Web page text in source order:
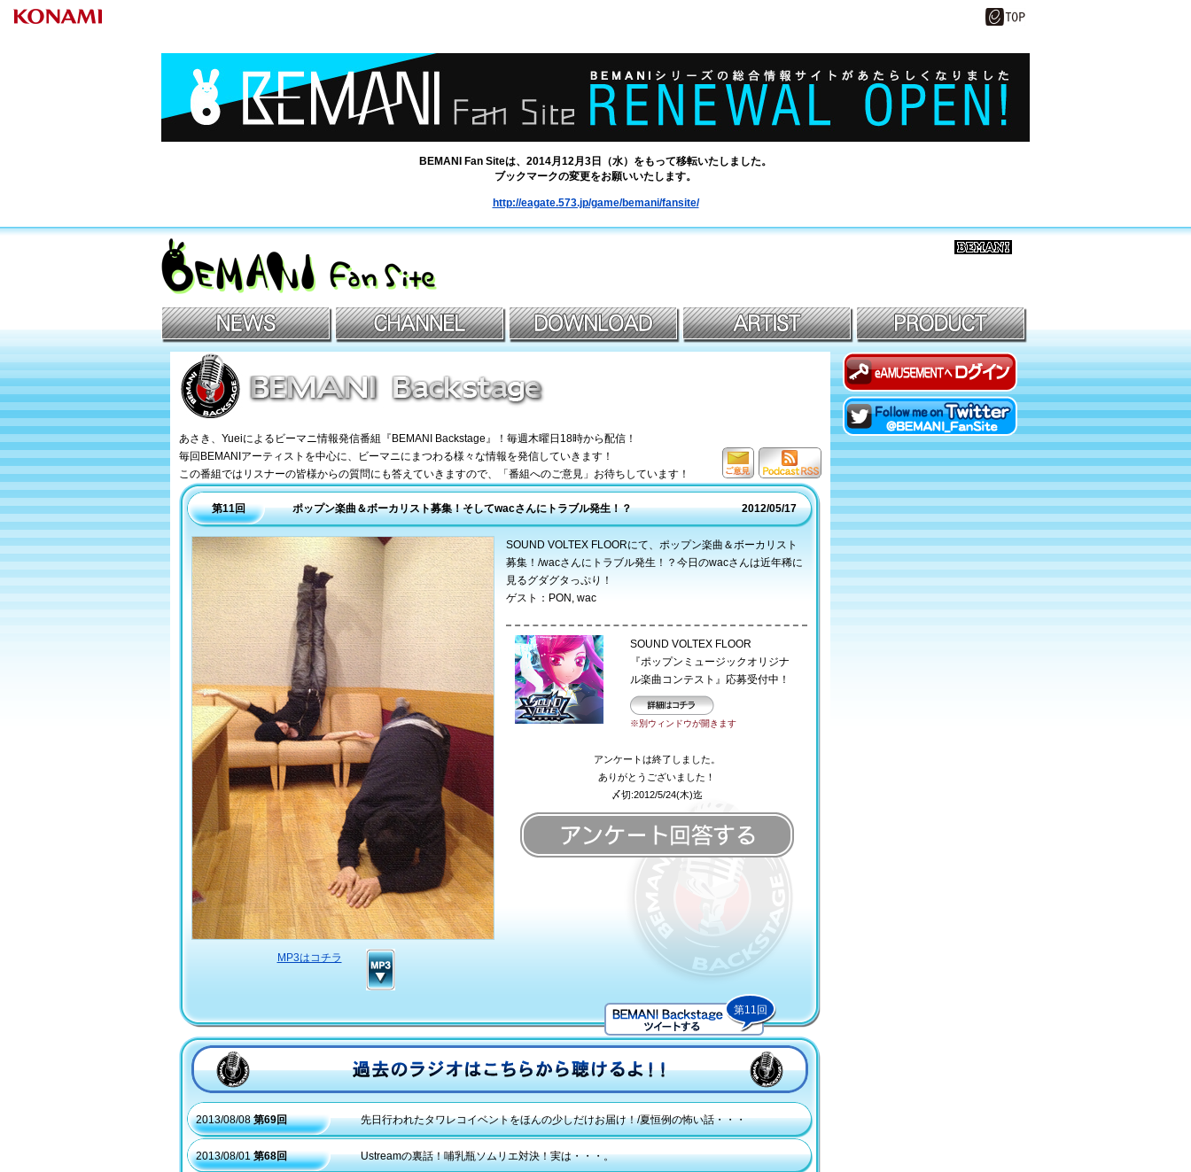
BEMANI Fan Siteは、2014月12月3日（水）をもって移転いたしました。
ブックマークの変更をお願いいたします。
http://eagate.573.jp/game/bemani/fansite/
eAMUSEMENTにログイン
Twitterでファンサイトアカ
ウントをフォロー！
あさき、Yueiによるビーマニ情報発信番組『BEMANI Backstage』！毎週木曜日18時から配信！
毎回BEMANIアーティストを中心に、ビーマニにまつわる様々な情報を発信していきます！
この番組ではリスナーの皆様からの質問にも答えていきますので、「番組へのご意見」お待ちしています！
Podcast RS
S
ご意見
はコチ
ラ
第11回 2012/05/17
ポップン楽曲＆ボーカリスト募集！そしてwacさんにトラブル発生！？
MP3はコチラ
SOUND VOLTEX FLOORにて、ポップン楽曲＆ボーカリスト
募集！/wacさんにトラブル発生！？今日のwacさんは近年稀に
見るグダグタっぷり！
ゲスト：PON, wac
SOUND VOLTEX FLOOR
『ポップンミュージックオリジナ
ル楽曲コンテスト』応募受付中！
詳細はコチラ
※別ウィンドウが開きます
アンケートは終了しました。
ありがとうございました！
〆切:2012/5/24(木)迄
第11回
過去のラジオはこちらから
2013/08/08第69回 先日行われたタワレコイベントをほんの少しだけお届け！/夏恒例の怖い話・・・
2013/08/01第68回 Ustreamの裏話！哺乳瓶ソムリエ対決！実は・・・。